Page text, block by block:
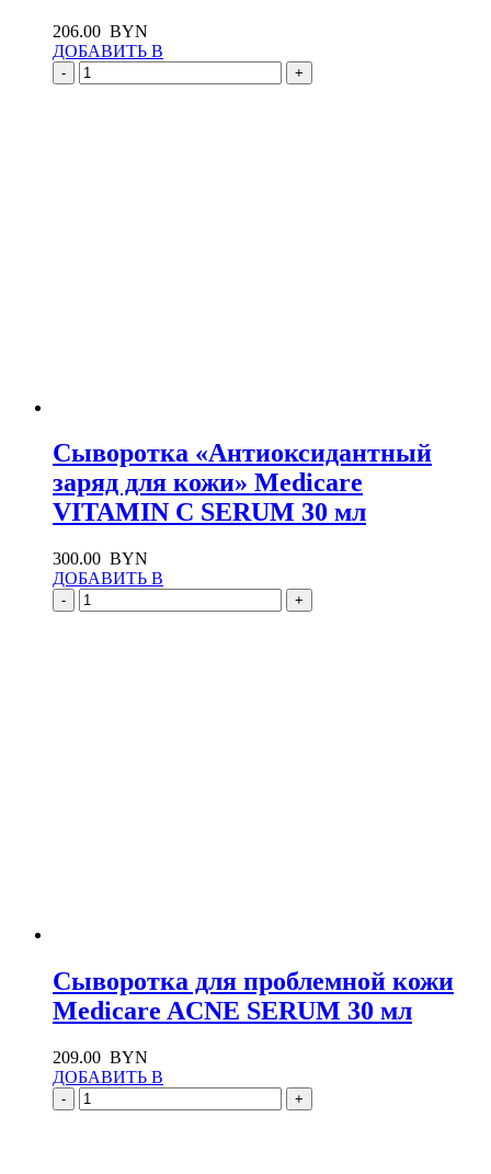
206.00 BYN
ДОБАВИТЬ В
- +
Сыворотка «Антиоксидантный
заряд для кожи» Medicare
VITAMIN C SERUM 30 мл
300.00 BYN
ДОБАВИТЬ В
- +
Сыворотка для проблемной кожи
Medicare ACNE SERUM 30 мл
209.00 BYN
ДОБАВИТЬ В
- +